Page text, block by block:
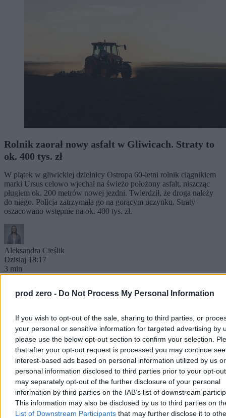
prod zero - Do Not Process My Personal Information
If you wish to opt-out of the sale, sharing to third parties, or
your personal or sensitive information for targeted advertising by
please use the below opt-out section to confirm your selection.
that after your opt-out request is processed you may continue
interest-based ads based on personal information utilized by us or
personal information disclosed to third parties prior to your opt-
may separately opt-out of the further disclosure of your personal
information by third parties on the IAB’s list of downstream
This information may also be disclosed by us to third parties on
List of Downstream Participants that may further disclose it to
Rolnik zaorał nowy asfalt w Gliwicach. Straty to
ok. 400 tys. zł
W piątek w gliwickiej dzielnicy Ostropa 60-letni rolnik ciągnikiem
marki Ursus celowo wjechał na świeżo położony asfalt, niszcząc
pługiem ok. 200 metrów nowej jezdni. Twierdził, że droga należy
do niego. Policja zatrzymała go na gorącym uczynku. Straty
oszacowano wstępnie na ok. 400 tys. zł.
Aleksandra Cieślik
Dzisiaj 18:17
3 min